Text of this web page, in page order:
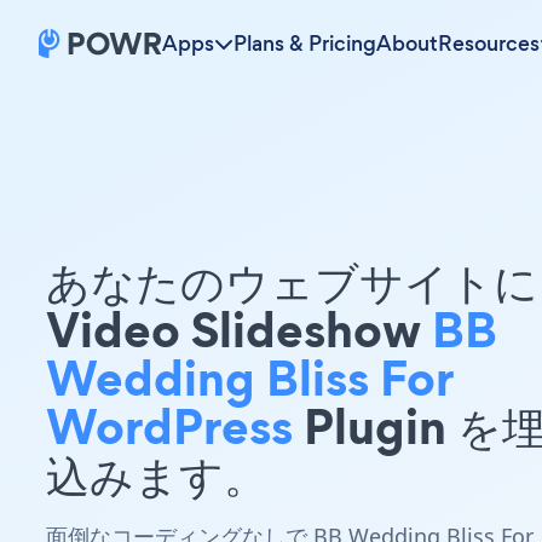
Apps Plans & PricingAboutResources
あなたのウェブサイト
Video Slideshow BB
Wedding Bliss For
WordPress Plugin を
込みます。
面倒なコーディングなしで BB Wedding Bliss For